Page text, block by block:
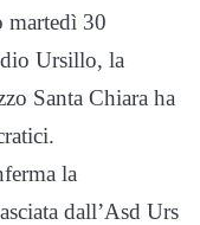
martedì 30
Ursillo, la
Santa Chiara ha
la
dall’Asd Urs